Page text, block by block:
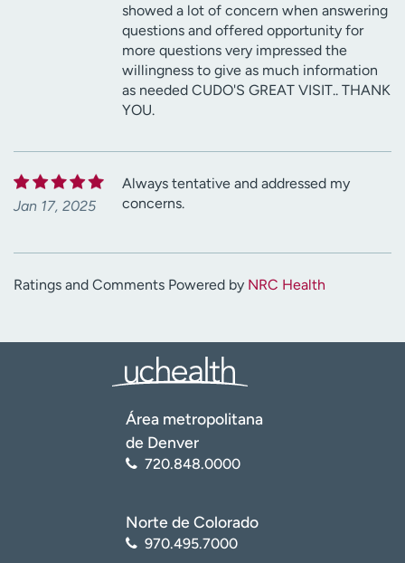
showed a lot of concern when answering
questions and offered opportunity for
more questions very impressed the
willingness to give as much information
as needed CUDO'S GREAT VISIT.. THANK
YOU.
Jan 17, 2025
Always tentative and addressed my
concerns.
Ratings and Comments Powered by NRC Health
Área metropolitana
de Denver
720.848.0000
Norte de Colorado
970.495.7000